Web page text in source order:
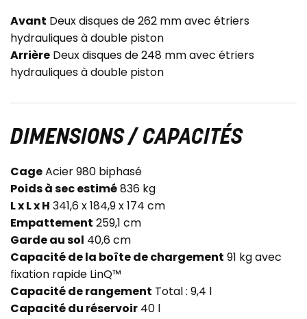
Avant Deux disques de 262 mm avec étriers
hydrauliques à double piston
Arrière Deux disques de 248 mm avec étriers
hydrauliques à double piston
DIMENSIONS / CAPACITÉS
CageAcier 980 biphasé
Poids à sec estimé836 kg
L x L x H 341,6 x 184,9 x 174 cm
Empattement 259,1 cm
Garde au sol 40,6 cm
Capacité de la boîte de chargement 91 kg avec
fixation rapide LinQ™
Capacité de rangement Total : 9,4 l
Capacité du réservoir 40 l